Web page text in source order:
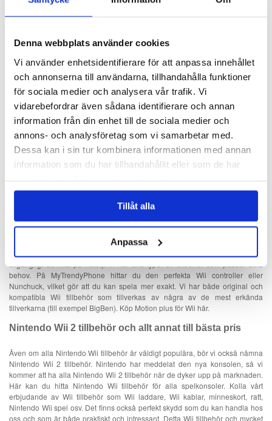
Denna webbplats använder cookies
Vi använder enhetsidentifierare för att anpassa innehållet
och annonserna till användarna, tillhandahålla funktioner
för sociala medier och analysera vår trafik. Vi
vidarebefordrar även sådana identifierare och annan
information från din enhet till de sociala medier och
annons- och analysföretag som vi samarbetar med.
Dessa kan i sin tur kombinera informationen med annan
information som du har tillhandahållit eller som de har
Tillåt alla
Anpassa
tillbehör till Wii är både attraktiva och hållbara och kan köpas till rimliga pris.
framför dig. Det finns ett stort utbud av Wii tillbehör på marknaden och det
kan vara svårt att hitta det bästa. Vi är här att hjälpa dig med enkel
navigering, säkra betalningar och snabba leveranser.
Wii Spel – få ut nöje ur din Wii spelkonsol
Se vilka Wii spel är heta. Vi säljer de nya spelen. Hos oss får du de senaste
nyheterna i Nintendo världen. Hos oss kan du hitta de bästa Nintendo
spelen. Välj bland mängder av innovativa och roliga Nintendo Wii spel för
hela familjen som du kan handla hos MyTrendyPhone.se. Köp Wii tillbehör
Motion plus - tillbehör till Wii
Vi erbjuder Wii tillbehör som garanterar bästa kvalitet: Wii Motion plus, Wii
kontroller, Wii nunchuck och mycket mer. Välj Wii tillbehör som olika spel -
Super Mario bros, Wii fit Plus, Super Mario Wii osv (Wii softmod är också
behov. På MyTrendyPhone hittar du den perfekta Wii controller eller
Nunchuck, vilket gör att du kan spela mer exakt. Vi har både original och
kompatibla Wii tillbehör som tillverkas av några av de mest erkända
tillverkarna (till exempel BigBen). Köp Motion plus för Wii här.
Nintendo Wii 2 tillbehör och allt annat till bästa pris
Även om alla Nintendo Wii tillbehör är väldigt populära, bör vi också nämna
Nintendo Wii 2 tillbehör. Nintendo har meddelat den nya konsolen, så vi
kommer att ha alla Nintendo Wii 2 tillbehör när de dyker upp på marknaden.
Här kan du hitta Nintendo Wii tillbehör för alla spelkonsoler. Kolla vårt
erbjudande av Wii tillbehör som Wii laddare, Wii kablar, minneskort, ratt,
Nintendo Wii spel osv. Det finns också perfekt skydd som du kan handla hos
oss och som är både praktiskt och intressant. Detta Wii tillbehör och mycket